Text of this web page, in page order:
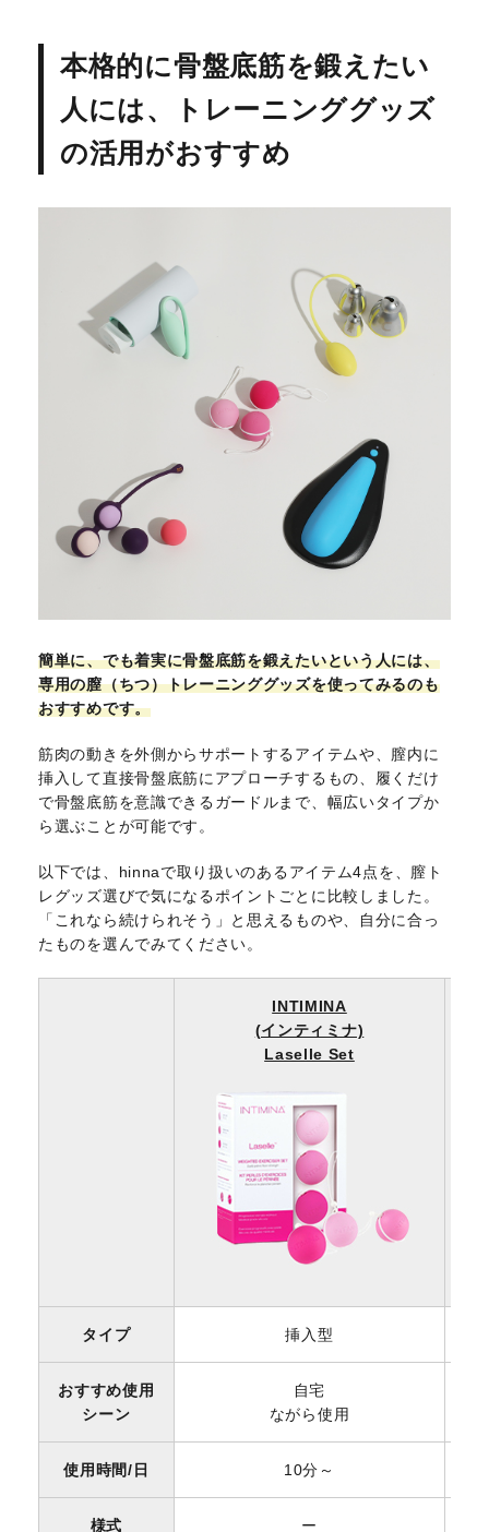
本格的に骨盤底筋を鍛えたい
人には、トレーニンググッズ
の活用がおすすめ
簡単に、でも着実に骨盤底筋を鍛えたいという人には、
専用の膣（ちつ）トレーニンググッズを使ってみるのも
おすすめです。
筋肉の動きを外側からサポートするアイテムや、膣内に
挿入して直接骨盤底筋にアプローチするもの、履くだけ
で骨盤底筋を意識できるガードルまで、幅広いタイプか
ら選ぶことが可能です。
以下では、hinnaで取り扱いのあるアイテム4点を、膣ト
レグッズ選びで気になるポイントごとに比較しました。
「これなら続けられそう」と思えるものや、自分に合っ
たものを選んでみてください。
INTIMINA
(インティミナ)
Laselle Set
タイプ 挿入型
おすすめ使用
シーン
自宅
ながら使用
使用時間/日 10分～
様式 ー